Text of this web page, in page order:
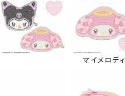
マイメロディ